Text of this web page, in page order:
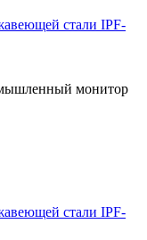
стали IPF-
монитор
стали IPF-